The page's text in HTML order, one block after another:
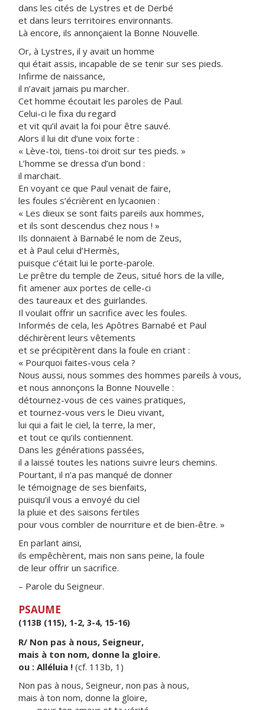
dans les cités de Lystres et de Derbé
et dans leurs territoires environnants.
Là encore, ils annonçaient la Bonne Nouvelle.
Or, à Lystres, il y avait un homme
qui était assis, incapable de se tenir sur ses pieds.
Infirme de naissance,
il n’avait jamais pu marcher.
Cet homme écoutait les paroles de Paul.
Celui-ci le fixa du regard
et vit qu’il avait la foi pour être sauvé.
Alors il lui dit d’une voix forte :
« Lève-toi, tiens-toi droit sur tes pieds. »
L’homme se dressa d’un bond :
il marchait.
En voyant ce que Paul venait de faire,
les foules s’écrièrent en lycaonien :
« Les dieux se sont faits pareils aux hommes,
et ils sont descendus chez nous ! »
Ils donnaient à Barnabé le nom de Zeus,
et à Paul celui d’Hermès,
puisque c’était lui le porte-parole.
Le prêtre du temple de Zeus, situé hors de la ville,
fit amener aux portes de celle-ci
des taureaux et des guirlandes.
Il voulait offrir un sacrifice avec les foules.
Informés de cela, les Apôtres Barnabé et Paul
déchirèrent leurs vêtements
et se précipitèrent dans la foule en criant :
« Pourquoi faites-vous cela ?
Nous aussi, nous sommes des hommes pareils à vous,
et nous annonçons la Bonne Nouvelle :
détournez-vous de ces vaines pratiques,
et tournez-vous vers le Dieu vivant,
lui qui a fait le ciel, la terre, la mer,
et tout ce qu’ils contiennent.
Dans les générations passées,
il a laissé toutes les nations suivre leurs chemins.
Pourtant, il n’a pas manqué de donner
le témoignage de ses bienfaits,
puisqu’il vous a envoyé du ciel
la pluie et des saisons fertiles
pour vous combler de nourriture et de bien-être. »
En parlant ainsi,
ils empêchèrent, mais non sans peine, la foule
de leur offrir un sacrifice.
– Parole du Seigneur.
PSAUME
(113B (115), 1-2, 3-4, 15-16)
R/ Non pas à nous, Seigneur,
mais à ton nom, donne la gloire.
ou : Alléluia ! (cf. 113b, 1)
Non pas à nous, Seigneur, non pas à nous,
mais à ton nom, donne la gloire,